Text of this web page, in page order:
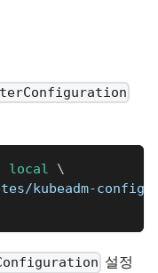
local
\
kubeadm-
설정